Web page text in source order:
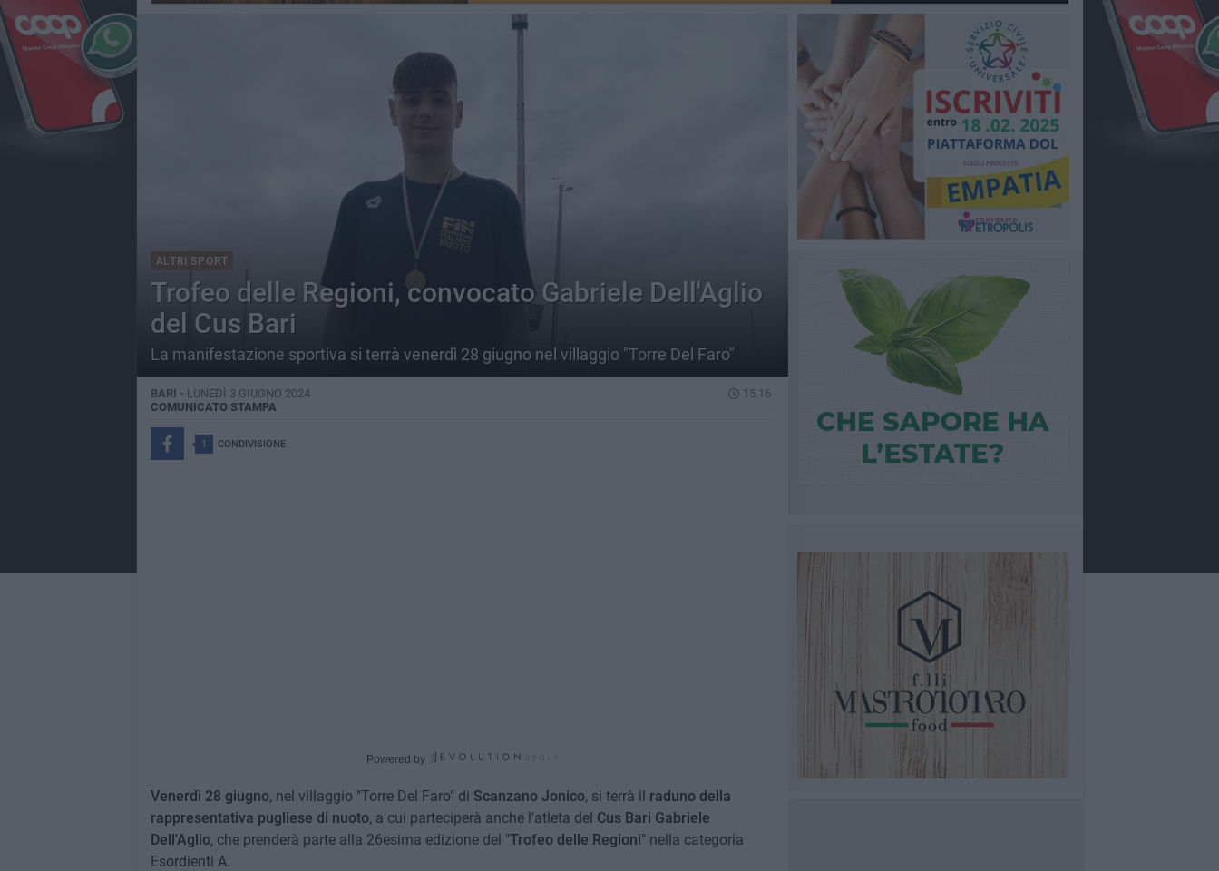
ALTRI SPORT
Trofeo delle Regioni, convocato Gabriele Dell'Aglio
del Cus Bari
La manifestazione sportiva si terrà venerdì 28 giugno nel villaggio "Torre Del Faro"
BARI - LUNEDÌ 3 GIUGNO 2024
15.16
COMUNICATO STAMPA
1 CONDIVISIONE
Powered by
Venerdì 28 giugno, nel villaggio "Torre Del Faro" di Scanzano Jonico, si terrà il raduno della
rappresentativa pugliese di nuoto, a cui parteciperà anche l'atleta del Cus Bari Gabriele
Dell'Aglio, che prenderà parte alla 26esima edizione del "Trofeo delle Regioni" nella categoria
Esordienti A.